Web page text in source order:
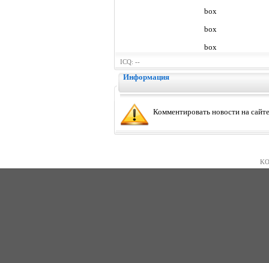
box
box
box
ICQ: --
Информация
Комментировать новости на